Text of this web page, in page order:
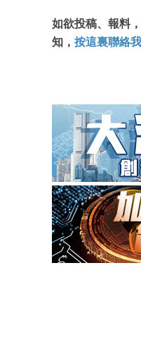
如欲投稿、報料
知， 按這裏聯絡